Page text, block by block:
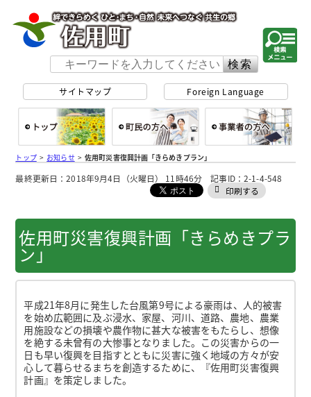
サイトマップ Foreign Language
総合トップ 町民の方へ
トップ> お知らせ>佐用町災害復興計画「きらめきプラン」
最終更新日：2018年9月4日（火曜日） 11時46分 記事ID：2-1-4-548
印刷する
佐用町災害復興計画「きらめきプラ
ン」
平成21年8月に発生した台風第9号による豪雨は、人的被害
を始め広範囲に及ぶ浸水、家屋、河川、道路、農地、農業
用施設などの損壊や農作物に甚大な被害をもたらし、想像
を絶する未曾有の大惨事となりました。この災害からの一
日も早い復興を目指すとともに災害に強く地域の方々が安
心して暮らせるまちを創造するために、『佐用町災害復興
計画』を策定しました。